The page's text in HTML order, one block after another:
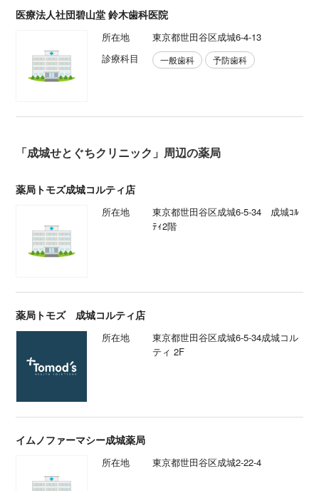
医療法人社団碧山堂 鈴木歯科医院
所在地
東京都世田谷区成城6-4-13
診療科目
一般歯科 予防歯科
「成城せとぐちクリニック」周辺の薬局
薬局トモズ成城コルティ店
所在地
東京都世田谷区成城6-5-34 成城ｺﾙ
ﾃｨ2階
薬局トモズ 成城コルティ店
所在地
東京都世田谷区成城6-5-34成城コル
ティ 2F
イムノファーマシー成城薬局
所在地 東京都世田谷区成城2-22-4